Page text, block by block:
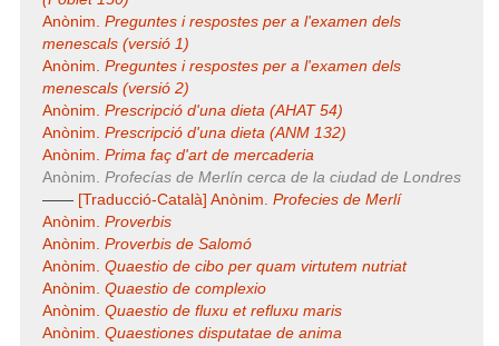
Anònim. Preguntes i respostes per a l'examen dels
menescals (versió 1)
Anònim. Preguntes i respostes per a l'examen dels
menescals (versió 2)
Anònim. Prescripció d'una dieta (AHAT 54)
Anònim. Prescripció d'una dieta (ANM 132)
Anònim. Prima faç d'art de mercaderia
Anònim. Profecías de Merlín cerca de la ciudad de Londres
—— [Traducció-Català] Anònim. Profecies de Merlí
Anònim. Proverbis
Anònim. Proverbis de Salomó
Anònim. Quaestio de cibo per quam virtutem nutriat
Anònim. Quaestio de complexio
Anònim. Quaestio de fluxu et refluxu maris
Anònim. Quaestiones disputatae de anima